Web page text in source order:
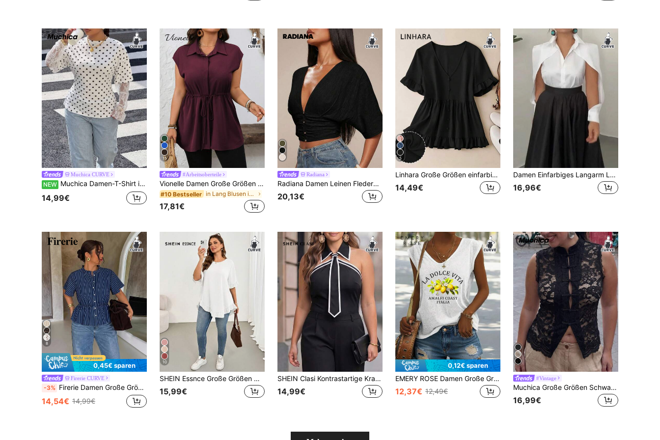
Muchica CURVE
NEW Muchica Damen-T-Shirt in großen Größen mit Spitzen-Patchwork und Polka-Dot-Muster, 2-in-1
14,99€
15
#Arbeitsoberteile
Vionelle Damen Große Größen Frühling/Sommer Lässig/Büro/Reise Hemdkleid, versteckte Knöpfe, tailliert, Schleifen-Kragen
#10 Bestseller in Lang Blusen in Übergröße
17,81€
Radiana
Radiana Damen Leinen Fledermausärmel Kurzarm Hemd in Großen Größen, geeignet für tägliche Freizeitausflüge, Einkaufen, Pendeln, Büro, Urlaub, Feiertagsreisen
20,13€
5
Linhara Große Größen einfarbiges Leinen Sommer Schlankmachendes Rüschenbesatz Urlaub Sommerurlaub Ausflug Top
14,49€
Damen Einfarbiges Langarm Lässig Hemd mit Schlitz und Knopfleiste, Frühling/Sommer Weiß
16,96€
8
0,45€ sparen
Firerie CURVE
-3% Firerie Damen Große Größen Gestreiftes Plissee Lässig Vielseitig Alltag Reise Hemd
14,54€ 14,99€
10
SHEIN Essnce Große Größen Modische lässige, luftige und bequeme Kurzarm Bluse in Schwarz für Damen, ideal für den Frühling/Sommer, mit Rüschen, figurschmeichelnder Schnitt, süßer Damenblusen-Stil, Sommeroutfit, Ausgehoberteil, europäischer Sommerstil, simples Design
15,99€
SHEIN Clasi Kontrastartige Kragen-Ärmellose Elegante Bluse für Damen in Große Größen, Frühling/Sommer
14,99€
0,12€ sparen
EMERY ROSE Damen Große Größen V-Ausschnitt Lässig Tank Top mit Buchstaben- und Zitronen-Muster
12,37€ 12,49€
#Vintage
Muchica Große Größen Schwarzes T-Shirt im Chinesischen Stil, ärmellos, lässig Sommer
16,99€